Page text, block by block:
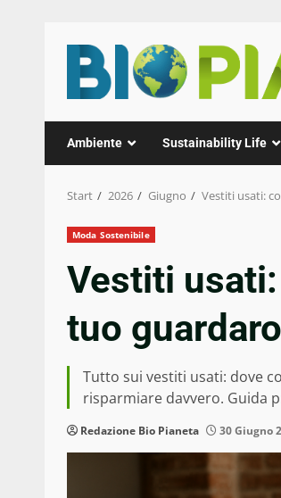
Inhalt
springen
Ambiente Sustainability Life
Start 2026 Giugno Vestiti usati:
Moda Sostenibile
Vestiti usati:
tuo
Tutto sui vestiti usati: dove
risparmiare davvero. Guida
Redazione Bio Pianeta 30 Giugno